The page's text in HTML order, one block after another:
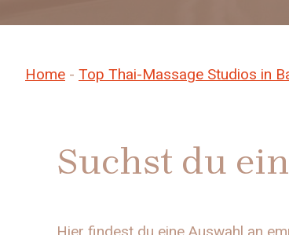
Home - Top Thai-Massage Studios in
Suchst du